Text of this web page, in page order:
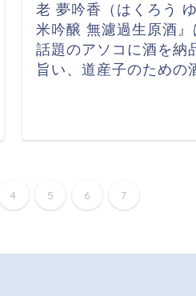
老 夢吟香（はくろう
米吟醸 無濾過生原酒』
話題のアソコに酒を納
旨い、道産子のための
4 5 6 7